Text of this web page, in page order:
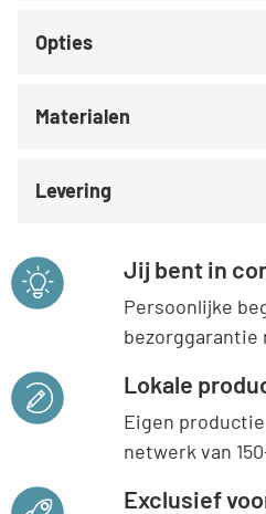
Opties
Materialen
Levering
Jij bent in
Persoonlijke
bezorggarantie
Lokale
Eigen productie
netwerk van
Exclusief